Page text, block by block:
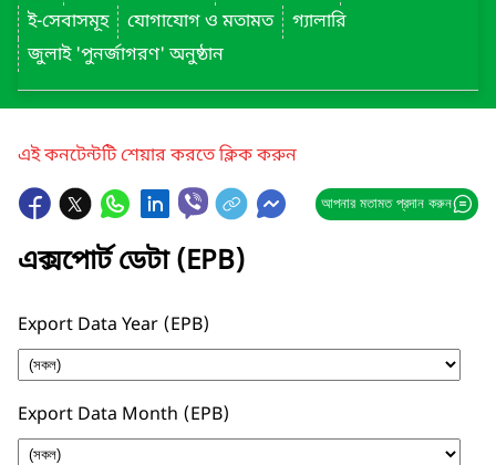
ই-সেবাসমূহ
যোগাযোগ ও মতামত
গ্যালারি
জুলাই 'পুনর্জাগরণ' অনুষ্ঠান
এই কনটেন্টটি শেয়ার করতে ক্লিক করুন
আপনার মতামত প্রদান করুন
এক্সপোর্ট ডেটা (EPB)
Export Data Year (EPB)
Export Data Month (EPB)